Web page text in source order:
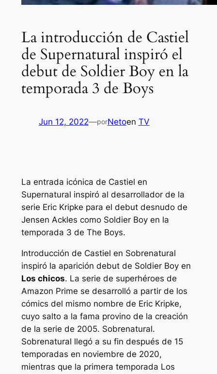
La introducción de Castiel
de Supernatural inspiró el
debut de Soldier Boy en la
temporada 3 de Boys
Jun 12, 2022—porNetoen TV
La entrada icónica de Castiel en
Supernatural inspiró al desarrollador de la
serie Eric Kripke para el debut desnudo de
Jensen Ackles como Soldier Boy en la
temporada 3 de The Boys.
Introducción de Castiel en Sobrenatural
inspiró la aparición debut de Soldier Boy en
Los chicos. La serie de superhéroes de
Amazon Prime se desarrolló a partir de los
cómics del mismo nombre de Eric Kripke,
cuyo salto a la fama provino de la creación
de la serie de 2005. Sobrenatural.
Sobrenatural llegó a su fin después de 15
temporadas en noviembre de 2020,
mientras que la primera temporada Los